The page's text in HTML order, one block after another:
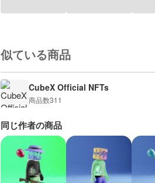
似ている商品
CubeX Official NFTs
商品数311
同じ作者の商品